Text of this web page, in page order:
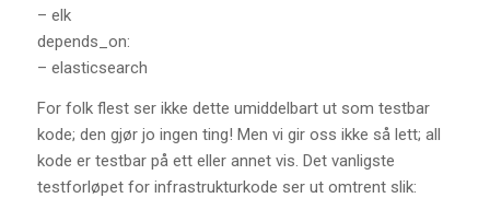
– elk
depends_on:
– elasticsearch
For folk flest ser ikke dette umiddelbart ut som testbar
kode; den gjør jo ingen ting! Men vi gir oss ikke så lett; all
kode er testbar på ett eller annet vis. Det vanligste
testforløpet for infrastrukturkode ser ut omtrent slik: